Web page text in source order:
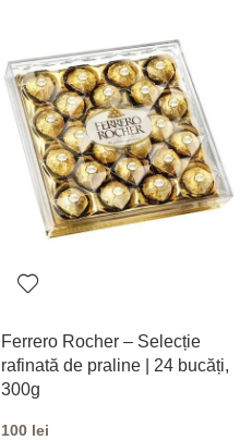
Ferrero Rocher – Selecție
rafinată de praline | 24 bucăți,
300g
100 lei